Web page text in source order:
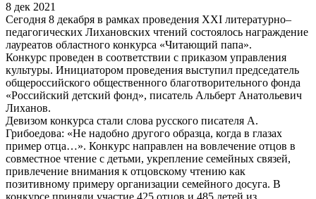
8 дек 2021
Сегодня 8 декабря в рамках проведения XXI литературно–
педагогических Лихановских чтений состоялось награждение
лауреатов областного конкурса «Читающий папа».
Конкурс проведен в соответствии с приказом управления
культуры. Инициатором проведения выступил председатель
общероссийского общественного благотворительного фонда
«Российский детский фонд», писатель Альберт Анатольевич
Лиханов.
Девизом конкурса стали слова русского писателя А.
Грибоедова: «Не надобно другого образца, когда в глазах
пример отца…». Конкурс направлен на вовлечение отцов в
совместное чтение с детьми, укрепление семейных связей,
привлечение внимания к отцовскому чтению как
позитивному примеру организации семейного досуга. В